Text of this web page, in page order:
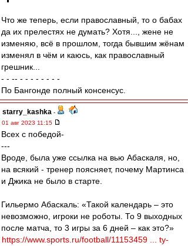
Что же теперь, если православный, то о бабах
да их прелестях не думать? Хотя..., жене не
изменяю, всё в прошлом, тогда бывшим жёнам
изменял в чём и каюсь, как православный
грешник...
- - -- - - - - - - - -
По Бангонде полный консенсус.
starry_kashka -
01 авг 2023 11:15
Всех с победой-
---
Вроде, была уже ссылка на вью Абаскаля, но,
на всякий - тренер поясняет, почему Мартинса
и Джика не было в старте.
Гильермо Абаскаль: «Такой календарь – это
невозможно, игроки не роботы. То 9 выходных
после матча, то 3 игры за 6 дней – как это?»
https://www.sports.ru/football/11153459 ... ty-